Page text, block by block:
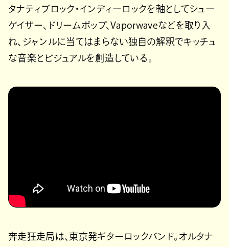
タナティブロック・インディーロックを軸としてシュー
ゲイザー、ドリームポップ、Vaporwaveなどを取り入
れ、ジャンルに当てはまらない独自の解釈でキッチュ
な音楽とビジュアルを創造している。
奔走狂走局は、東京発ギターロックバンド。オルタナ